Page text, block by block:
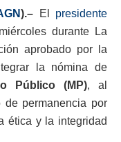
).– El presidente
durante La
aprobado por la
la nómina de
Público (MP), al
permanencia por
ética y la integridad